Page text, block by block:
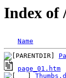
Index of
Name
page_01.htm